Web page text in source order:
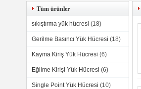
Tüm ürünler
sıkıştırma yük hücresi (18)
Gerilme Basıncı Yük Hücresi (18)
Kayma Kiriş Yük Hücresi (6)
Eğilme Kirişi Yük Hücresi (6)
Single Point Yük Hücresi (10)